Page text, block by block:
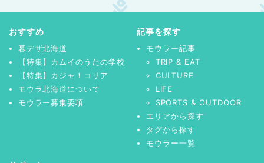
おすすめ
暮デザ北海道
【特集】カムイのうたの学校
【特集】カジャ！コリア
モウラ北海道について
モウラー募集要項
記事を探す
モウラー記事
TRIP & EAT
CULTURE
LIFE
SPORTS & OUTDOOR
エリアから探す
タグから探す
モウラー一覧